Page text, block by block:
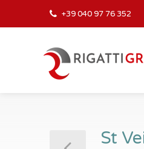
+39 040 97 76 352
St